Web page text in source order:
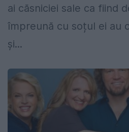
ai căsniciei sale ca fiind
împreună cu soțul ei au
și...